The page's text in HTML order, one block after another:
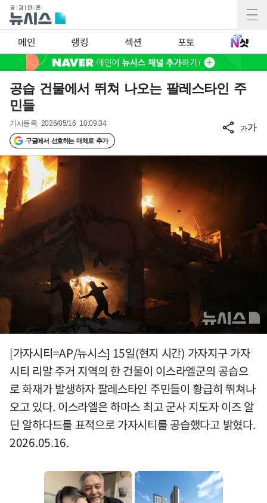
메인 랭킹 섹션 포토
공습 건물에서 뛰쳐 나오는 팔레스타인 주
민들
기사등록 2026/05/16 10:09:34
구글에서 선호하는 매체로 추가
가가
[가자시티=AP/뉴시스] 15일(현지 시간) 가자지구 가자
시티 리말 주거 지역의 한 건물이 이스라엘군의 공습으
로 화재가 발생하자 팔레스타인 주민들이 황급히 뛰쳐나
오고 있다. 이스라엘은 하마스 최고 군사 지도자 이즈 알
딘 알하다드를 표적으로 가자시티를 공습했다고 밝혔다.
2026.05.16.